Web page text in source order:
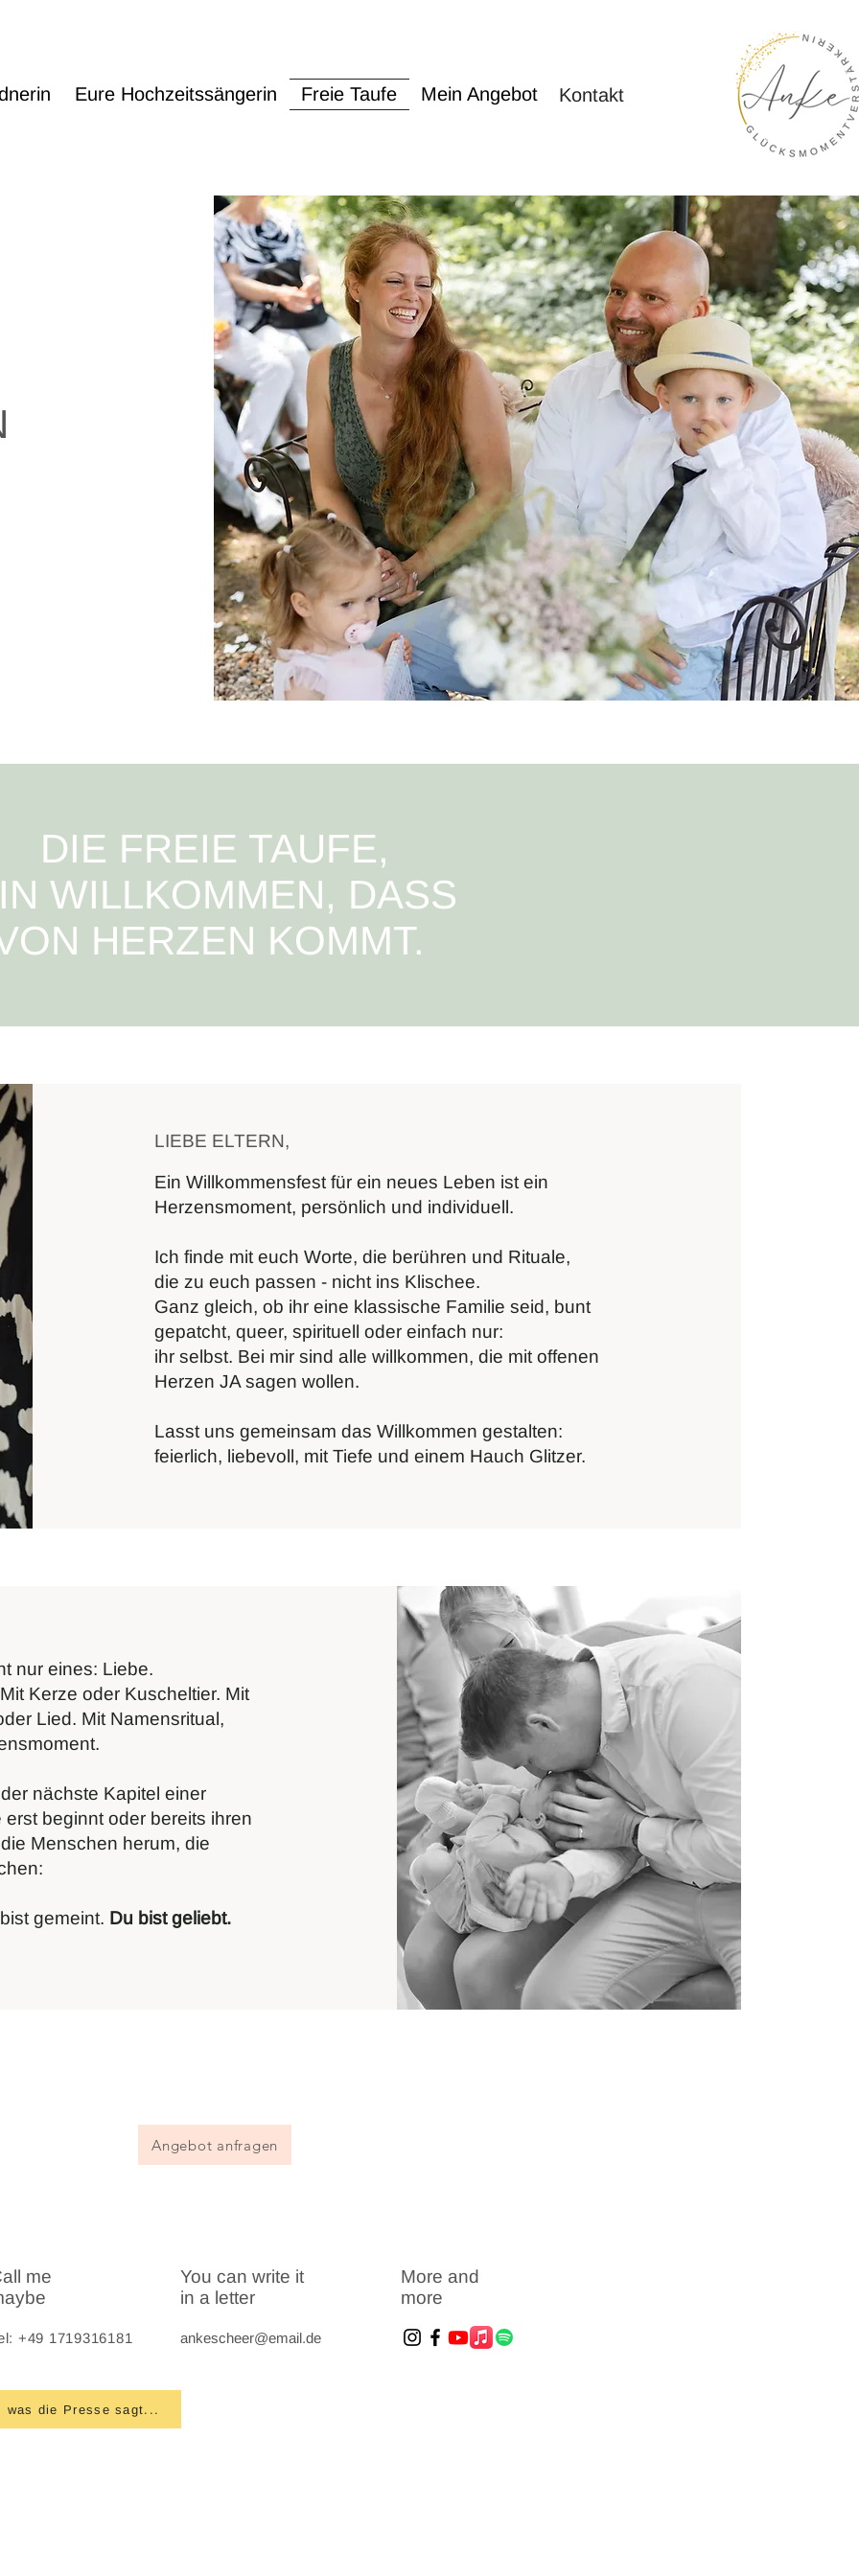
Eure Hochzeitssängerin Freie Taufe Mein Angebot Kontakt
DIE FREIE TAUFE,
WILLKOMMEN, DASS
HERZEN KOMMT.
LIEBE ELTERN,
Ein Willkommensfest für ein neues Leben ist ein
Herzensmoment, persönlich und individuell.
Ich finde mit euch Worte, die berühren und Rituale,
die zu euch passen - nicht ins Klischee.
Ganz gleich, ob ihr eine klassische Familie seid, bunt
gepatcht, queer, spirituell oder einfach nur:
ihr selbst. Bei mir sind alle willkommen, die mit offenen
Herzen JA sagen wollen.
Lasst uns gemeinsam das Willkommen gestalten:
feierlich, liebevoll, mit Tiefe und einem Hauch Glitzer.
nur eines: Liebe.
Kerze oder Kuscheltier. Mit
Lied. Mit Namensritual,
nächste Kapitel einer
erst beginnt oder bereits ihren
Menschen herum, die
gemeint. Du bist geliebt.
Angebot anfragen
me
+49 1719316181
You can write it
in a letter
ankescheer@email.de
More and
more
was die Presse sagt...